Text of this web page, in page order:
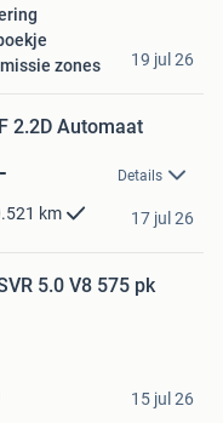
zones
19 jul 26
2.2D Automaat
Details
km 17 jul 26
pk
15 jul 26